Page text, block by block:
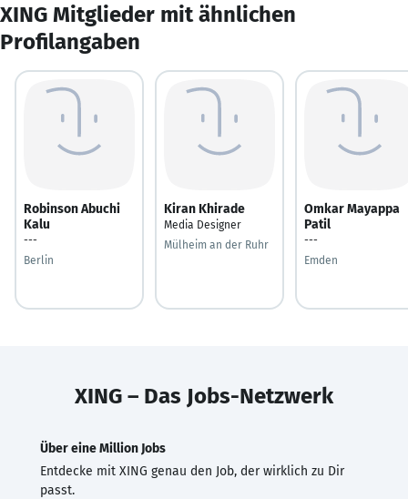
XING Mitglieder mit ähnlichen
Profilangaben
Robinson Abuchi
Kalu
---
Berlin
Kiran Khirade
Media Designer
Mülheim an der Ruhr
Omkar Mayappa
Patil
---
Emden
XING – Das Jobs-Netzwerk
Über eine Million Jobs
Entdecke mit XING genau den Job, der wirklich zu Dir
passt.